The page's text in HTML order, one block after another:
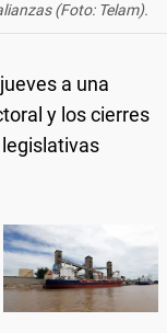
(Foto: Telam).
a una
y los cierres